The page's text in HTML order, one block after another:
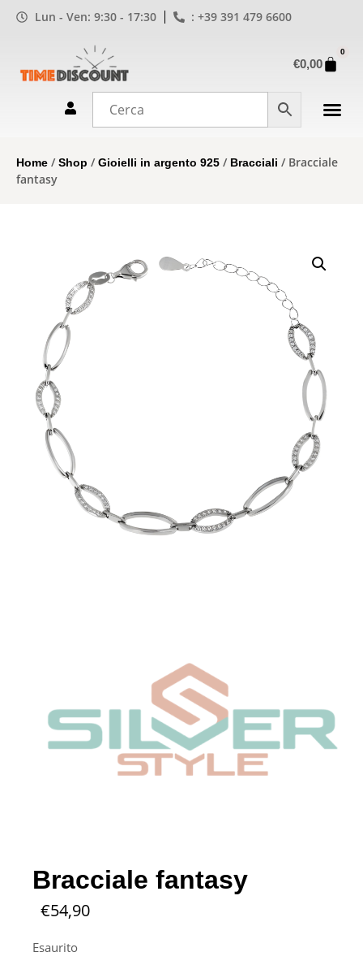
Lun - Ven: 9:30 - 17:30 : +39 391 479 6600
€0,00
0
Home /Shop /Gioielli in argento 925 / Bracciali / Bracciale
fantasy
Bracciale fantasy
€54,90
Esaurito